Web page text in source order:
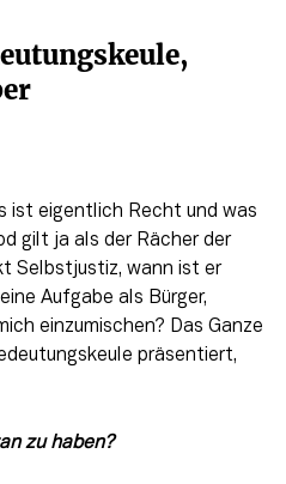
ist eigentlich Recht und was
gilt ja als der Rächer der
Selbstjustiz, wann ist er
Aufgabe als Bürger,
einzumischen? Das Ganze
präsentiert,
zu haben?